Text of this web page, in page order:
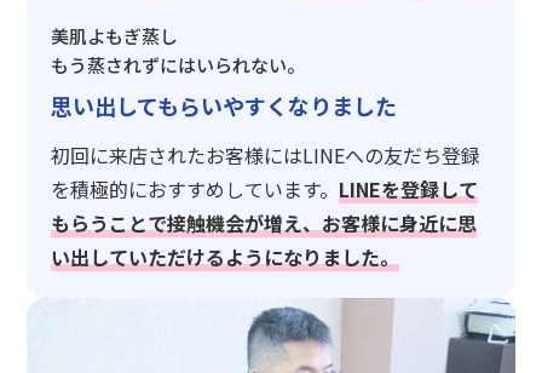
美肌よもぎ蒸し
もう蒸されずにはいられない。
思い出してもらいやすくなりました
初回に来店されたお客様にはLINEへの友だち登録
を積極的におすすめしています。 LINEを登録して
もらうことで接触機会が増え、お客様に身近に思
い出していただけるようになりました。